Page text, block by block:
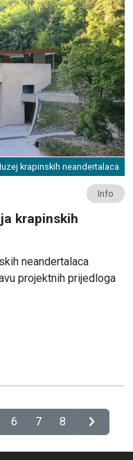
krapinskih neandertalaca
Info
krapinskih
neandertalaca
projektnih prijedloga
6 7 8 chevron_right